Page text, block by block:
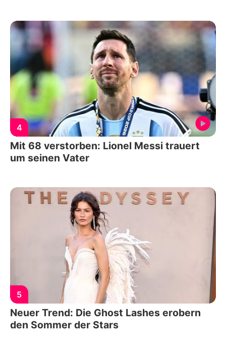
4
Mit 68 verstorben: Lionel Messi trauert
um seinen Vater
5
Neuer Trend: Die Ghost Lashes erobern
den Sommer der Stars